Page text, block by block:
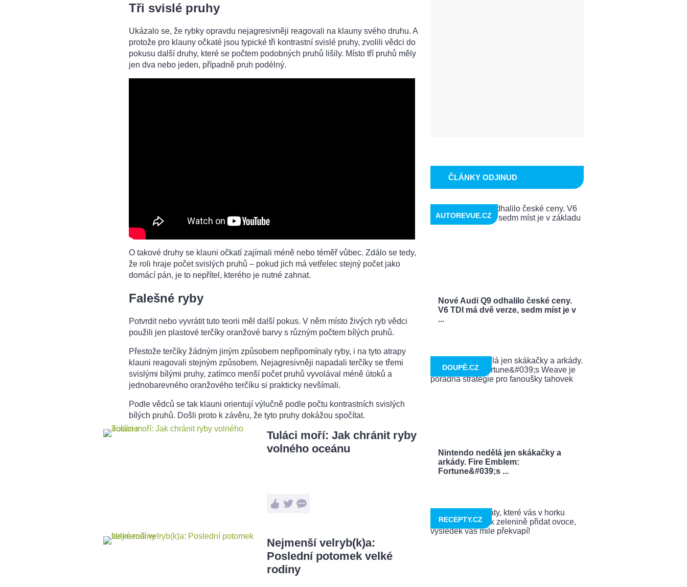
Tři svislé pruhy
Ukázalo se, že rybky opravdu nejagresivněji reagovali na klauny svého druhu. A
protože pro klauny očkaté jsou typické tři kontrastní svislé pruhy, zvolili vědci do
pokusu další druhy, které se počtem podobných pruhů lišily. Místo tří pruhů měly
jen dva nebo jeden, případně pruh podélný.
O takové druhy se klauni očkatí zajímali méně nebo téměř vůbec. Zdálo se tedy,
že roli hraje počet svislých pruhů – pokud jich má vetřelec stejný počet jako
domácí pán, je to nepřítel, kterého je nutné zahnat.
Falešné ryby
Potvrdit nebo vyvrátit tuto teorii měl další pokus. V něm místo živých ryb vědci
použili jen plastové terčíky oranžové barvy s různým počtem bílých pruhů.
Přestože terčíky žádným jiným způsobem nepřipomínaly ryby, i na tyto atrapy
klauni reagovali stejným způsobem. Nejagresivněji napadali terčíky se třemi
svislými bílými pruhy, zatímco menší počet pruhů vyvolával méně útoků a
jednobarevného oranžového terčíku si prakticky nevšímali.
Podle vědců se tak klauni orientují výlučně podle počtu kontrastních svislých
bílých pruhů. Došli proto k závěru, že tyto pruhy dokážou spočítat.
Tuláci moří: Jak chránit ryby
volného oceánu
Nejmenší velryb(k)a:
Poslední potomek velké
rodiny
ČLÁNKY ODJINUD
Nové Audi Q9 odhalilo české ceny.
V6 TDI má dvě verze, sedm míst je v
...
AUTOREVUE.CZ
Nintendo nedělá jen skákačky a
arkády. Fire Emblem:
Fortune&#039;s ...
DOUPĚ.CZ
RECEPTY.CZ